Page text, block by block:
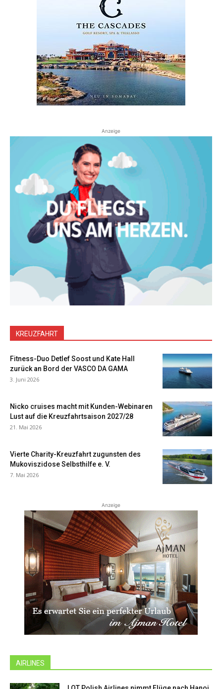
Anzeige
KREUZFAHRT
Fitness-Duo Detlef Soost und Kate Hall
zurück an Bord der VASCO DA GAMA
3. Juni 2026
Nicko cruises macht mit Kunden-Webinaren
Lust auf die Kreuzfahrtsaison 2027/28
21. Mai 2026
Vierte Charity-Kreuzfahrt zugunsten des
Mukoviszidose Selbsthilfe e. V.
7. Mai 2026
Anzeige
AIRLINES